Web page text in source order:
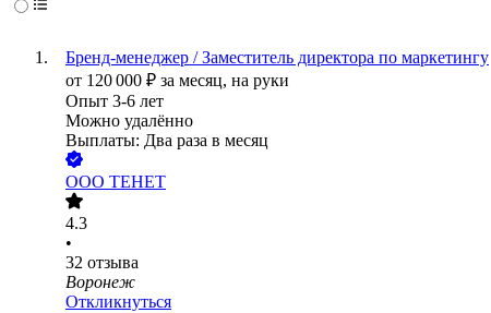
Бренд-менеджер / Заместитель директора по маркетингу
от 120 000 ₽ за месяц, на руки
Опыт 3-6 лет
Можно удалённо
Выплаты: Два раза в месяц
ООО ТЕНЕТ
4.3
•
32 отзыва
Воронеж
Откликнуться